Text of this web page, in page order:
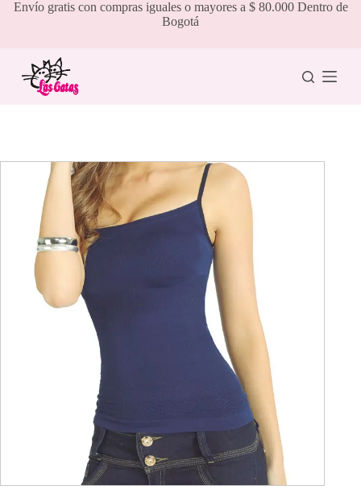
SaltarEnvío gratis con compras iguales o mayores a $ 80.000 Dentro de
Bogotá